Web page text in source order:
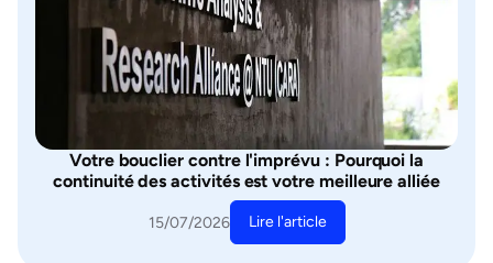
Votre bouclier contre l'imprévu : Pourquoi la
continuité des activités est votre meilleure alliée
15/07/2026 Lire l'article